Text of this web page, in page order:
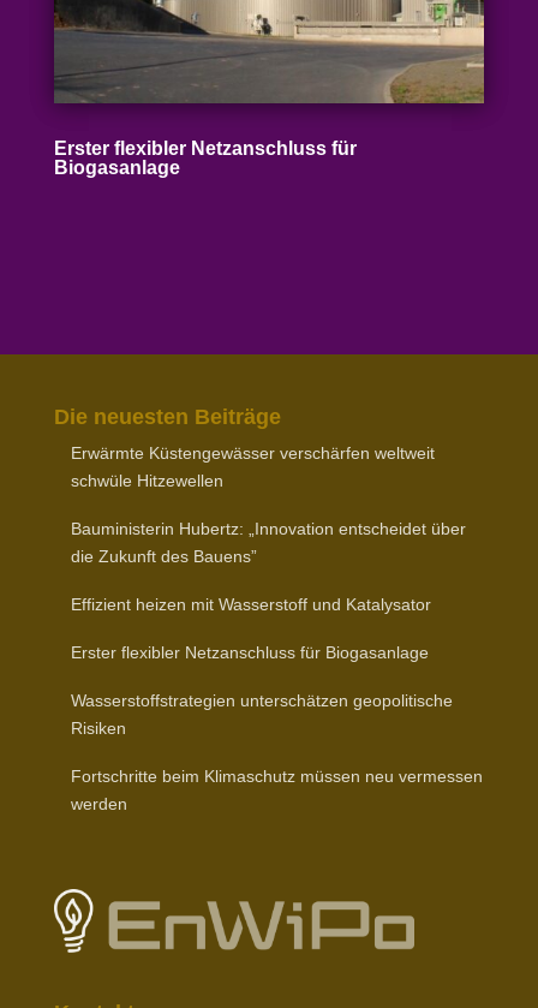
Erster flexibler Netz­an­schluss für
Biogasanlage
Die neuesten Beiträge
Erwärmte Küsten­ge­wässer verschärfen weltweit
schwüle Hitzewellen
Baumi­nis­terin Hubertz: „Inno­vation entscheidet über
die Zukunft des Bauens”
Effizient heizen mit Wasser­stoff und Katalysator
Erster flexibler Netz­an­schluss für Biogasanlage
Wasser­stoff­stra­tegien unter­schätzen geopo­li­tische
Risiken
Fort­schritte beim Klima­schutz müssen neu vermessen
werden